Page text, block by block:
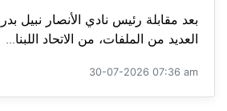
بعد مقابلة رئيس نادي الأنصار نبيل
العديد من الملفات، من الاتحاد اللبنا...
30-07-2026 07:36 am